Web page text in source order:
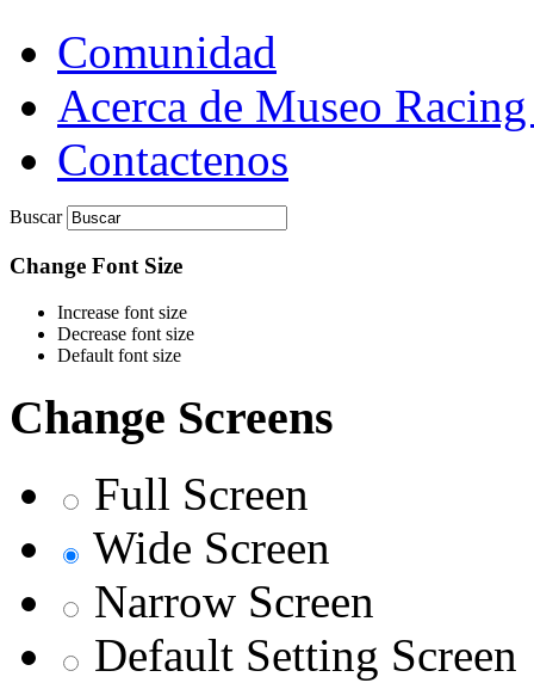
Comunidad
Acerca de Museo
Contactenos
Buscar
Change Font Size
Increase font size
Decrease font size
Default font size
Change Screens
Full Screen
Wide Screen
Narrow Screen
Default Setting Screen